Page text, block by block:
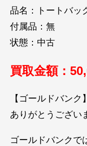
品名：トートバッ
付属品：無
状態：中古
買取金額：50
【ゴールドバン
ありがとうござい
ゴールドバンクで